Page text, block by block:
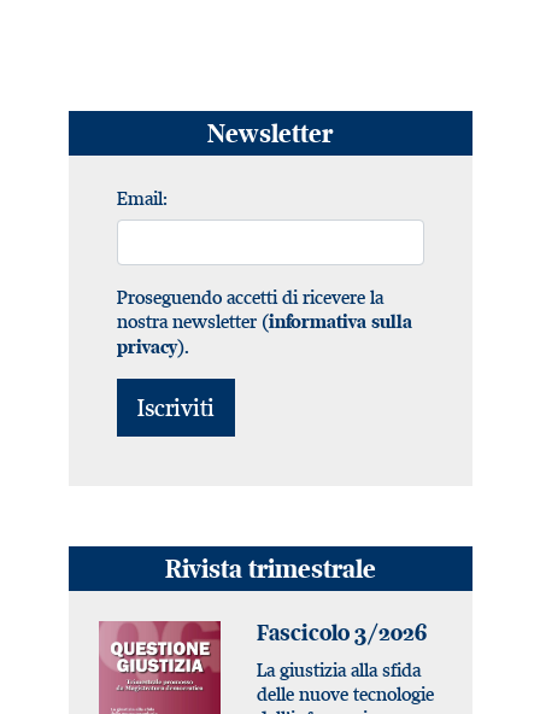
Newsletter
Email:
Proseguendo accetti di ricevere la
nostra newsletter (informativa sulla
privacy).
Rivista trimestrale
Fascicolo 3/2026
La giustizia alla sfida
delle nuove tecnologie